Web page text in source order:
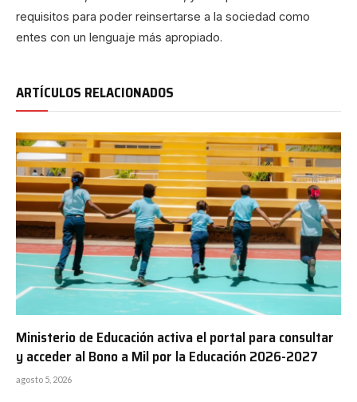
requisitos para poder reinsertarse a la sociedad como
entes con un lenguaje más apropiado.
ARTÍCULOS RELACIONADOS
Ministerio de Educación activa el portal para consultar
y acceder al Bono a Mil por la Educación 2026-2027
agosto 5, 2026